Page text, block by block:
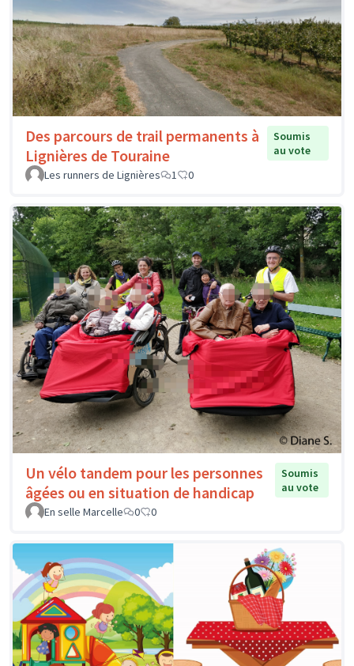
Des parcours de trail permanents à
Lignières de Touraine
Soumis
au vote
Les runners de Lignières
1 0
Un vélo tandem pour les personnes
âgées ou en situation de handicap
Soumis
au vote
En selle Marcelle
0 0